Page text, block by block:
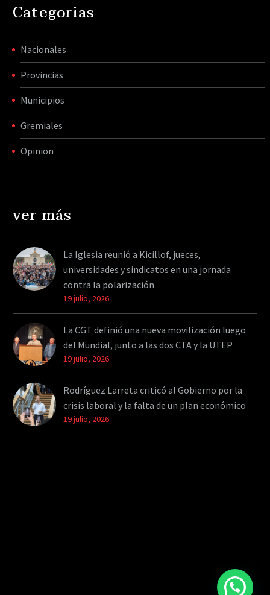
Categorias
Nacionales
Provincias
Municipios
Gremiales
Opinion
ver más
La Iglesia reunió a Kicillof, jueces,
universidades y sindicatos en una jornada
contra la polarización
19 julio, 2026
La CGT definió una nueva movilización luego
del Mundial, junto a las dos CTA y la UTEP
19 julio, 2026
Rodríguez Larreta criticó al Gobierno por la
crisis laboral y la falta de un plan económico
19 julio, 2026